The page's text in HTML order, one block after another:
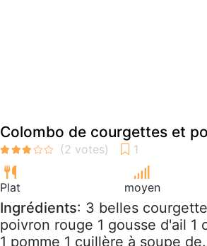
Colombo de courgettes et
Plat moyen
Ingrédients: 3 belles
poivron rouge 1 gousse d'ail 1
1 pomme 1 cuillère à soupe